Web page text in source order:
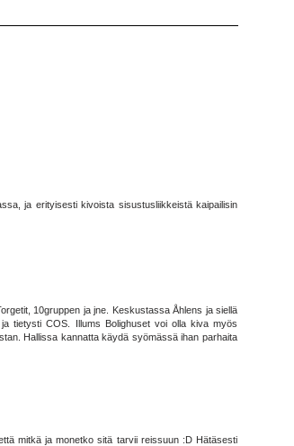
ja erityisesti kivoista sisustusliikkeistä kaipailisin
10gruppen ja jne. Keskustassa Åhlens ja siellä
tietysti COS. Illums Bolighuset voi olla kiva myös
Hallissa kannatta käydä syömässä ihan parhaita
mitkä ja monetko sitä tarvii reissuun :D Hätäsesti